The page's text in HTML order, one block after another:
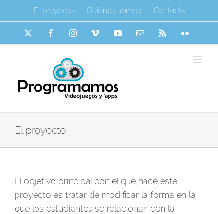
al
contenido
El proyecto Quiénes somos Contacta
FacebookInstagramVimeo YouTubeCorreo
Flickr
El proyecto
El objetivo principal con el que nace este
proyecto es tratar de modificar la forma en la
que los estudiantes se relacionan con la